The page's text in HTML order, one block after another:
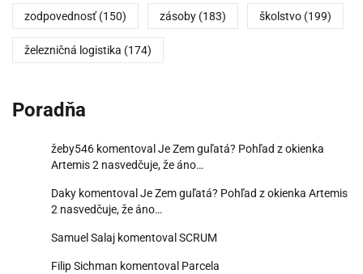
zodpovednosť (150) zásoby (183) školstvo (199)
železničná logistika (174)
Poradňa
žeby546 komentoval Je Zem guľatá? Pohľad z okienka
Artemis 2 nasvedčuje, že áno…
Daky komentoval Je Zem guľatá? Pohľad z okienka Artemis
2 nasvedčuje, že áno…
Samuel Salaj komentoval SCRUM
Filip Sichman komentoval Parcela